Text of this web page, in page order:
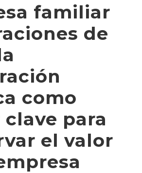
familiar
de
como
para
el valor